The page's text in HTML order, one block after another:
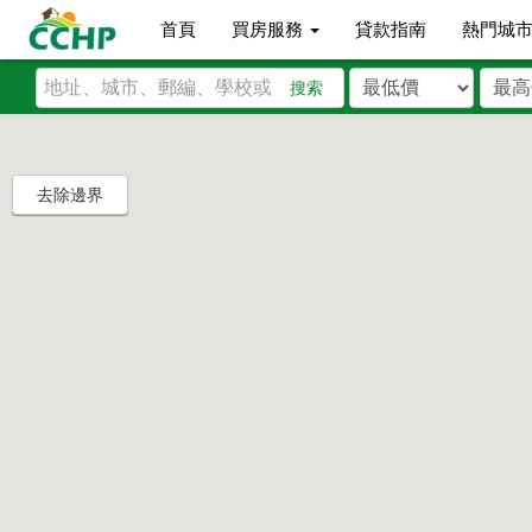
首頁 買房服務 貸款指南 熱門城
搜索
去除邊界